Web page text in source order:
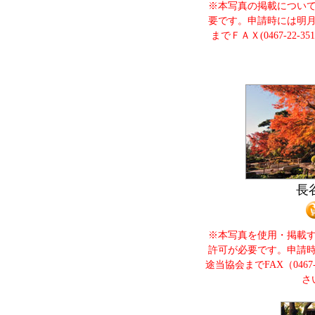
※本写真の掲載につい
要です。申請時には明
までＦＡＸ(0467-22-
長
※本写真を使用・掲載
許可が必要です。申請
途当協会までFAX（
さ